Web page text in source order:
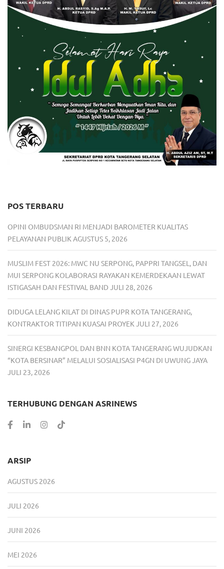
POS TERBARU
OPINI OMBUDSMAN RI MENJADI BAROMETER KUALITAS
PELAYANAN PUBLIK AGUSTUS 5, 2026
MUSLIM FEST 2026: MWC NU SERPONG, PAPPRI TANGSEL, DAN
MUI SERPONG KOLABORASI RAYAKAN KEMERDEKAAN LEWAT
ISTIGASAH DAN FESTIVAL BAND JULI 28, 2026
DIDUGA LELANG KILAT DI DINAS PUPR KOTA TANGERANG,
KONTRAKTOR TITIPAN KUASAI PROYEK JULI 27, 2026
SINERGI KESBANGPOL DAN BNN KOTA TANGERANG WUJUDKAN
“KOTA BERSINAR” MELALUI SOSIALISASI P4GN DI UWUNG JAYA
JULI 23, 2026
TERHUBUNG DENGAN ASRINEWS
ARSIP
AGUSTUS 2026
JULI 2026
JUNI 2026
MEI 2026